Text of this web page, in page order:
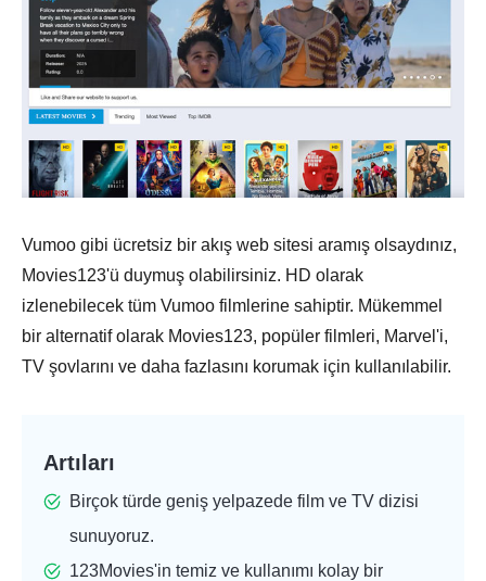
Vumoo gibi ücretsiz bir akış web sitesi aramış olsaydınız,
Movies123'ü duymuş olabilirsiniz. HD olarak
izlenebilecek tüm Vumoo filmlerine sahiptir. Mükemmel
bir alternatif olarak Movies123, popüler filmleri, Marvel'i,
TV şovlarını ve daha fazlasını korumak için kullanılabilir.
Artıları
Birçok türde geniş yelpazede film ve TV dizisi
sunuyoruz.
123Movies'in temiz ve kullanımı kolay bir